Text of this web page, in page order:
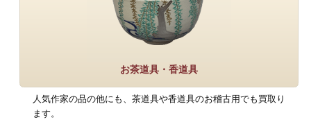
お茶道具・香道具
人気作家の品の他にも、茶道具や香道具のお稽古用でも買取り
ます。